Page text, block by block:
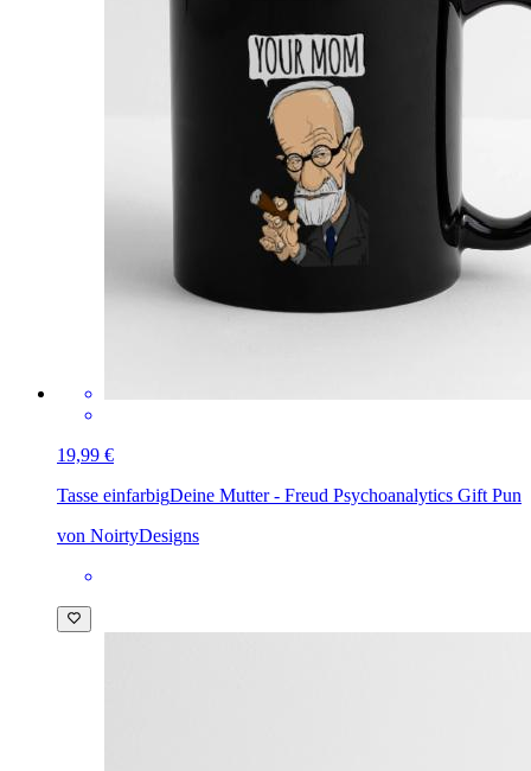
19,99 €
Tasse einfarbigDeine Mutter - Freud Psychoanalytics Gift Pun
von NoirtyDesigns